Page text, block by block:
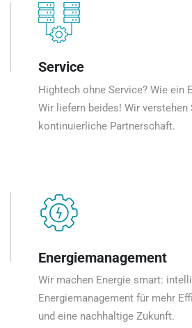
Service
Hightech ohne Service? Wie ein
Wir liefern beides! Wir verstehen
kontinuierliche Partnerschaft.
Energiemanagement
Wir machen Energie smart:
Energiemanagement für mehr
und eine nachhaltige Zukunft.